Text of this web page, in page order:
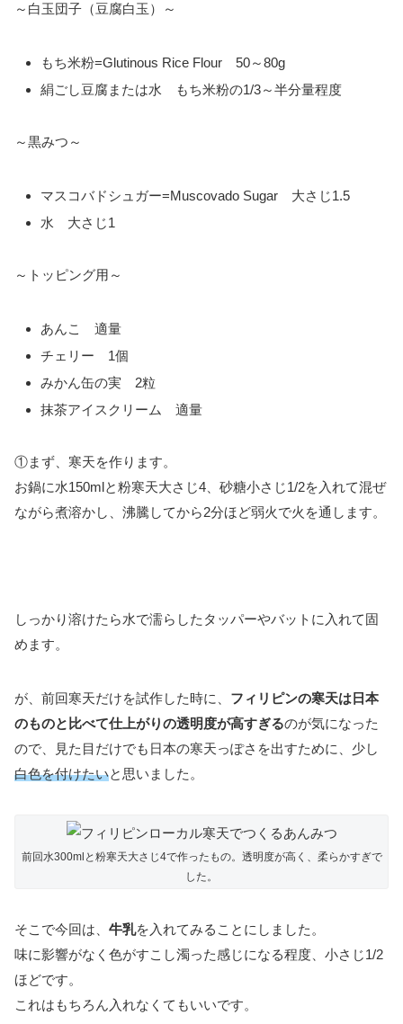
～白玉団子（豆腐白玉）～
もち米粉=Glutinous Rice Flour 50～80g
絹ごし豆腐または水 もち米粉の1/3～半分量程度
～黒みつ～
マスコバドシュガー=Muscovado Sugar 大さじ1.5
水 大さじ1
～トッピング用～
あんこ 適量
チェリー 1個
みかん缶の実 2粒
抹茶アイスクリーム 適量
①まず、寒天を作ります。
お鍋に水150mlと粉寒天大さじ4、砂糖小さじ1/2を入れて混ぜ
ながら煮溶かし、沸騰してから2分ほど弱火で火を通します。
しっかり溶けたら水で濡らしたタッパーやバットに入れて固
めます。
が、前回寒天だけを試作した時に、 フィリピンの寒天は日本
のものと比べて仕上がりの透明度が高すぎるのが気になった
ので、見た目だけでも日本の寒天っぽさを出すために、少し
白色を付けたいと思いました。
前回水300mlと粉寒天大さじ4で作ったもの。透明度が高く、柔らかすぎで
した。
そこで今回は、 牛乳を入れてみることにしました。
味に影響がなく色がすこし濁った感じになる程度、小さじ1/2
ほどです。
これはもちろん入れなくてもいいです。